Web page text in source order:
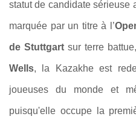
statut de candidate sérieuse
marquée par un titre à l’
de Stuttgart sur terre
Wells, la Kazakhe est
joueuses du monde et
puisqu'elle occupe la